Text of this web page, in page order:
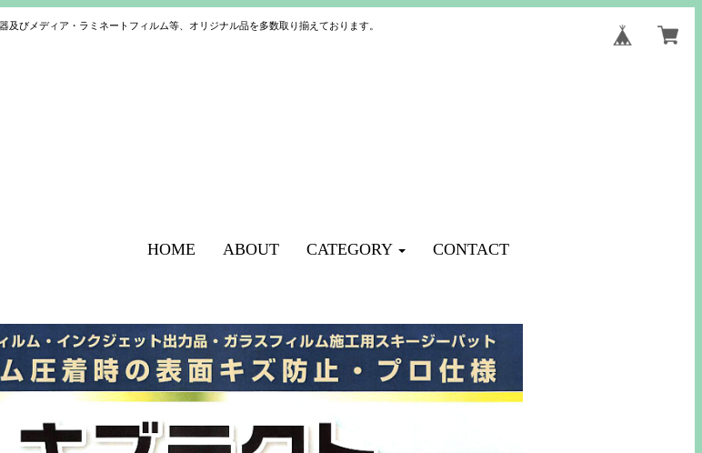
びメディア・ラミネートフィルム等、オリジナル品を多数取り揃えております。
HOME ABOUT CATEGORY CONTACT